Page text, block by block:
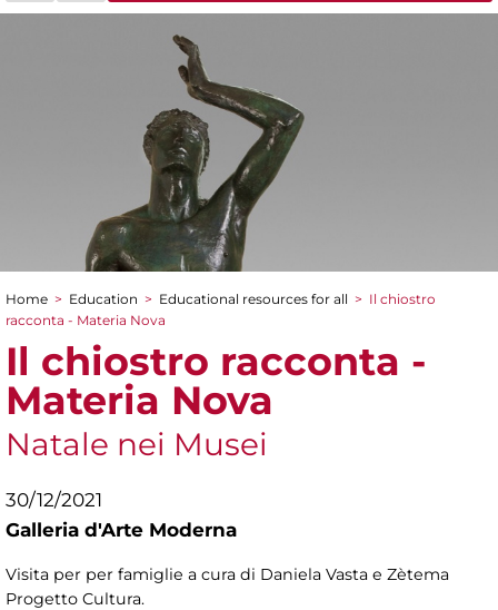
You are here
Home > Education > Educational resources for all > Il chiostro
racconta - Materia Nova
Il chiostro racconta -
Materia Nova
Natale nei Musei
30/12/2021
Galleria d'Arte Moderna
Visita per per famiglie a cura di Daniela Vasta e Zètema
Progetto Cultura.